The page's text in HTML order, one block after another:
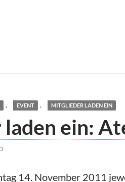
, EVENT , MITGLIEDER LADEN EIN
ein:
14. November 2011